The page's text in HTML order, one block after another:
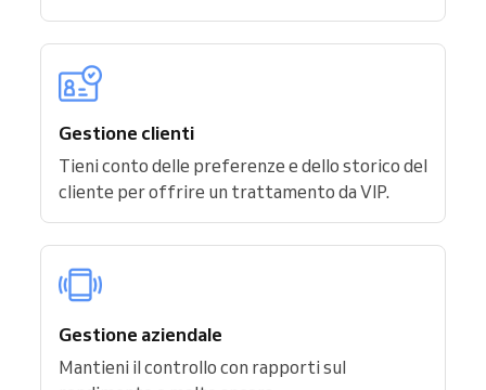
Gestione clienti
Tieni conto delle preferenze e dello storico del
cliente per offrire un trattamento da VIP.
Gestione aziendale
Mantieni il controllo con rapporti sul